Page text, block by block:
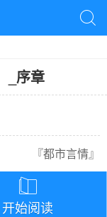

序章
『都市言情』

开始阅读